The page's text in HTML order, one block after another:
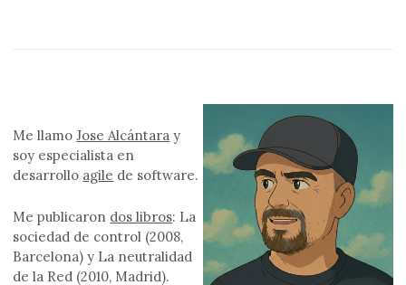
Me llamoJose Alcántara y
soy especialista en
desarrollo agile de software.
Me publicaron dos libros: La
sociedad de control (2008,
Barcelona) y La neutralidad
de la Red (2010, Madrid).